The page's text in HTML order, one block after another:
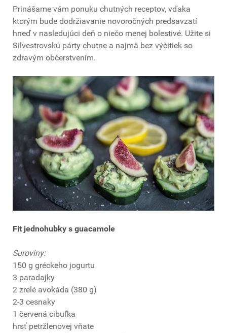
Prinášame vám ponuku chutných receptov, vďaka
ktorým bude dodržiavanie novoročných predsavzatí
hneď v nasledujúci deň o niečo menej bolestivé. Užite si
Silvestrovskú párty chutne a najmä bez výčitiek so
zdravým občerstvením.
Fit jednohubky s guacamole
Suroviny:
150 g gréckeho jogurtu
3 paradajky
2 zrelé avokáda (380 g)
2-3 cesnaky
1 červená cibuľka
hrsť petržlenovej vňate